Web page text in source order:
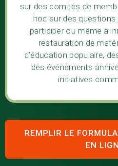
sur des comités de
hoc sur des questions
participer ou même à
restauration de
d’éducation populaire,
des événements
initiatives
REMPLIR LE
EN